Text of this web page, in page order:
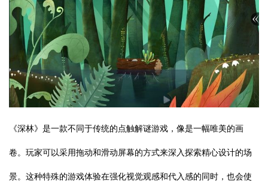
《深林》是一款不同于传统的点触解谜游戏，像是一幅唯美的画
卷。玩家可以采用拖动和滑动屏幕的方式来深入探索精心设计的场
景。这种特殊的游戏体验在强化视觉观感和代入感的同时，也会使